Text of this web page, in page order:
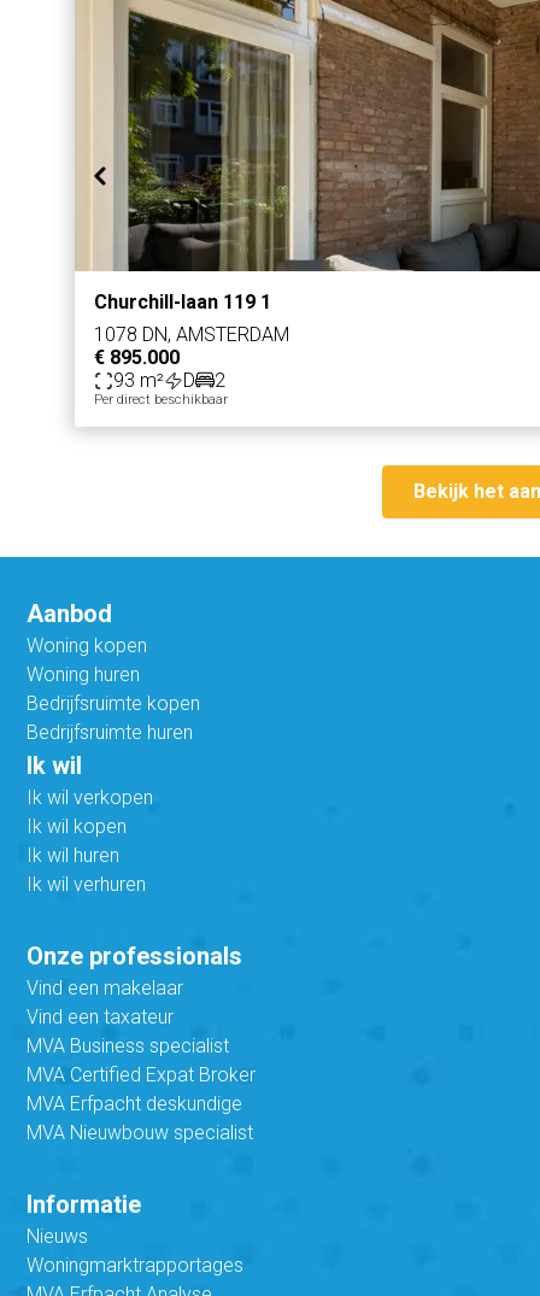
Churchill-laan 119 1
1078 DN, AMSTERDAM
€ 895.000
93 m²
D 2
Per direct beschikbaar
Bekijk het
Aanbod
Woning kopen
Woning huren
Bedrijfsruimte kopen
Bedrijfsruimte huren
Ik wil
Ik wil verkopen
Ik wil kopen
Ik wil huren
Ik wil verhuren
Onze professionals
Vind een makelaar
Vind een taxateur
MVA Business specialist
MVA Certified Expat Broker
MVA Erfpacht deskundige
MVA Nieuwbouw specialist
Informatie
Nieuws
Woningmarktrapportages